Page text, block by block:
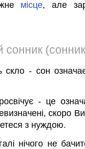
місце, але
сонник
скло - сон
- це
скоро
з нуждою.
нічого не